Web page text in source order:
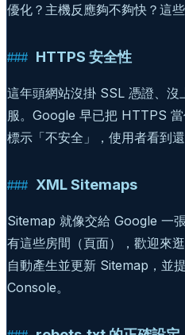
優化？主機反應夠不夠快？這
HTTPS 安全性
這年頭網站沒掛 SSL 憑證、
服。Google 早已把 HTTPS
標示「不安全」，使用者看到
XML Sitemaps
Sitemap 就像交給 Google 一
有這些房間（頁面），歡迎來
自動產生並更新 Sitemap，並
Console。